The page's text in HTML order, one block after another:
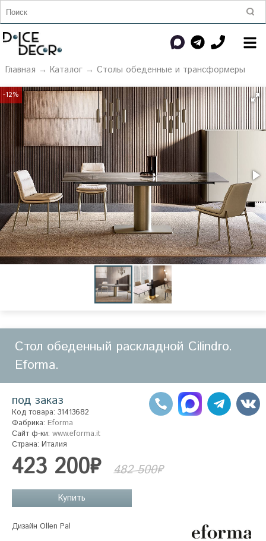
Главная → Каталог→ Столы обеденные и трансформеры
-12%
Стол обеденный раскладной Cilindro.
Eforma.
под заказ
Код товара: 31413682
Фабрика: Eforma
Сайт ф-ки: www.eforma.it
Страна: Италия
423 200₽ 482 500₽
Купить
Дизайн Ollen Pal